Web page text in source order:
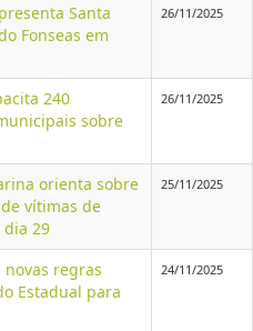
Santa
Fonseas em
26/11/2025
240
sobre
26/11/2025
orienta sobre
vítimas de
29
25/11/2025
novas regras
Estadual para
24/11/2025